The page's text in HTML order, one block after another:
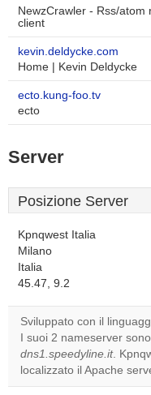
NewzCrawler - Rss/
client
kevin.deldycke.com
Home | Kevin Deldycke
ecto.kung-foo.tv
ecto
Server
Posizione Server
Kpnqwest Italia
Milano
Italia
45.47, 9.2
Sviluppato con il
I suoi 2 nameserver sono
dns1.speedyline.it.
localizzato il Apache